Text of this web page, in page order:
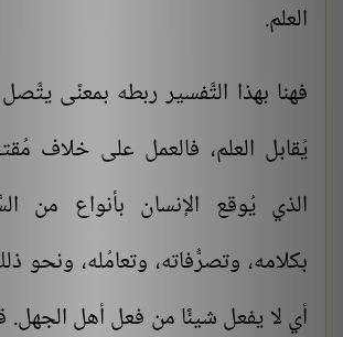
العلم.
فهنا بهذا التَّفسير ربطه بمعنًى
يُقابل العلم، فالعمل على خلاف
الذي يُوقع الإنسان بأنواع من
بكلامه، وتصرُّفاته، وتعامُله، ونحو
أي لا يفعل شيئًا من فعل أهل الجهل.